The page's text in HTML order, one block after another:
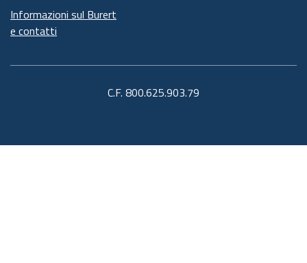
Informazioni sul Burert
e contatti
C.F. 800.625.903.79